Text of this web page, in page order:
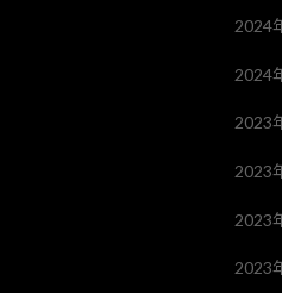
2024
2024
2023
2023
2023
2023